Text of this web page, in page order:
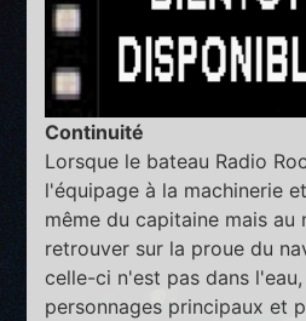
Continuité
Lorsque le bateau Radio
l'équipage à la machinerie
même du capitaine mais au
retrouver sur la proue du
celle-ci n'est pas dans
personnages principaux et